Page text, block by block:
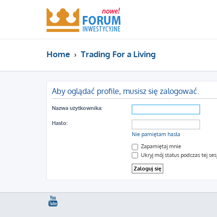
Home Trading For a Living
Aby oglądać profile, musisz się zalogować.
Nazwa użytkownika:
Hasło:
Nie pamiętam hasła
Zapamiętaj mnie
Ukryj mój status podczas tej